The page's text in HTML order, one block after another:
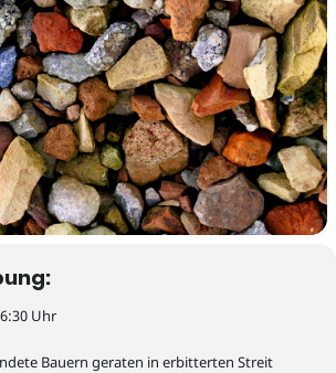
Uhr
Bauern geraten in erbitterten Streit